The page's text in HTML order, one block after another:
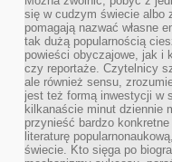
się w cudzym świecie albo
pomagają nazwać własne
tak dużą popularnością
powieści obyczajowe, jak i
czy reportaże. Czytelnicy
ale również sensu,
jest też formą inwestycji w
kilkanaście minut dziennie
przynieść bardzo
literaturę
świecie. Kto sięga po